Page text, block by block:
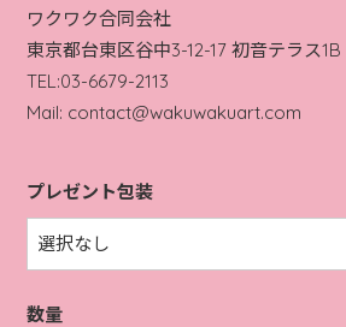
ワクワク合同会社
東京都台東区谷中3-12-17 初音テラス1B
TEL:03-6679-2113
Mail: contact@wakuwakuart.com
プレゼント包装
数量